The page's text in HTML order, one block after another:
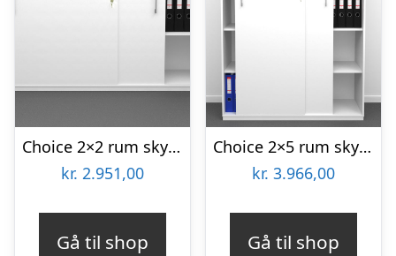
Choice 2×2 rum skydedørsskab – 160 cm bred
kr. 2.951,00
Gå til shop
Choice 2×5 rum skydedørsskab – 120 cm bred
kr. 3.966,00
Gå til shop